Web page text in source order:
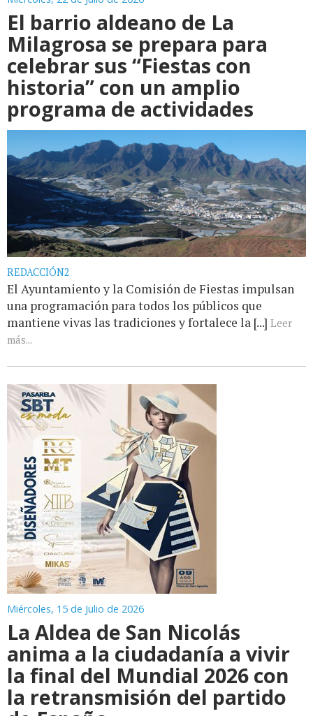
El barrio aldeano de La
Milagrosa se prepara para
celebrar sus “Fiestas con
historia” con un amplio
programa de actividades
REDACCIÓN2
El Ayuntamiento y la Comisión de Fiestas impulsan
una programación para todos los públicos que
mantiene vivas las tradiciones y fortalece la [...] Leer
más...
Miércoles, 15 de Julio de 2026
La Aldea de San Nicolás
anima a la ciudadanía a vivir
la final del Mundial 2026 con
la retransmisión del partido